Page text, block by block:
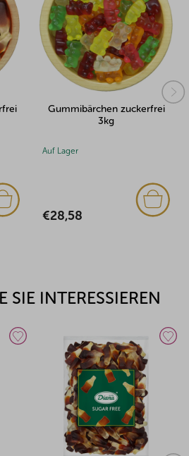
Gummibärchen zuckerfrei
3kg
Auf Lager
€28,58
SIE INTERESSIEREN